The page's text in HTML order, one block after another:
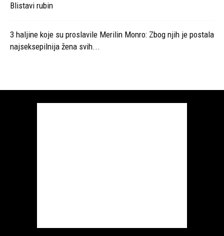
Blistavi rubin
3 haljine koje su proslavile Merilin Monro: Zbog njih je postala
najseksepilnija žena svih...